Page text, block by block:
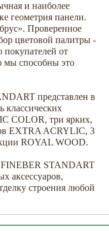
и наиболее
геометрия панели.
Проверенное
цветовой палитры -
от
мы способны это
представлен в
классических
COLOR, три ярких,
EXTRA ACRYLIC, 3
ROYAL WOOD.
FINEBER STANDART
аксессуаров,
строения любой